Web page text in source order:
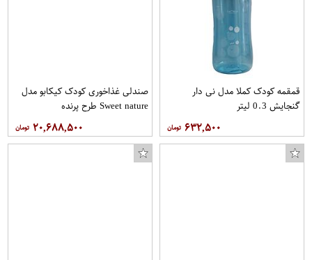
قمقمه کودک کملا مدل نی دار
گنجایش 0.3 لیتر
۶۳۲,۵۰۰
صندلی غذاخوری کودک کیکابو مدل
Sweet nature طرح پرنده
۲۰,۶۸۸,۵۰۰